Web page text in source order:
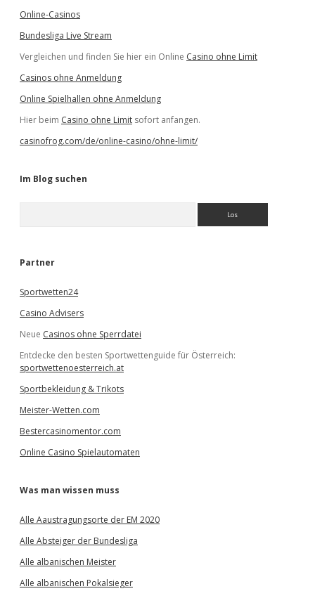
Online-Casinos
Bundesliga Live Stream
Vergleichen und finden Sie hier ein Online Casino ohne Limit
Casinos ohne Anmeldung
Online Spielhallen ohne Anmeldung
Hier beim Casino ohne Limit sofort anfangen.
casinofrog.com/de/online-casino/ohne-limit/
Im Blog suchen
e
Partner
Sportwetten24
Casino Advisers
Neue Casinos ohne Sperrdatei
Entdecke den besten Sportwettenguide für Österreich:
sportwettenoesterreich.at
Sportbekleidung & Trikots
Meister-Wetten.com
Bestercasinomentor.com
Online Casino Spielautomaten
Was man wissen muss
Alle Aaustragungsorte der EM 2020
Alle Absteiger der Bundesliga
Alle albanischen Meister
Alle albanischen Pokalsieger